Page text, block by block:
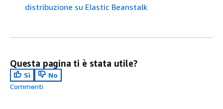
distribuzione su Elastic Beanstalk
Questa pagina ti è stata utile?
Sì
No
Commenti